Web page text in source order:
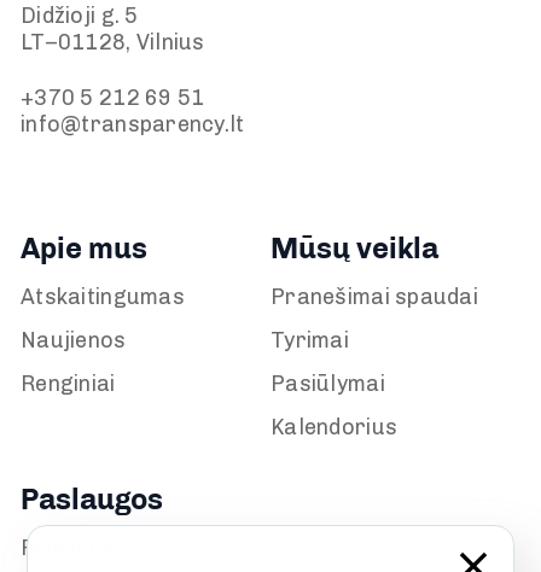
Didžioji g. 5
LT–01128, Vilnius
+370 5 212 69 51
info@transparency.lt
Apie mus
Atskaitingumas
Naujienos
Renginiai
Mūsų veikla
Pranešimai spaudai
Tyrimai
Pasiūlymai
Kalendorius
Paslaugos
Prisijunk